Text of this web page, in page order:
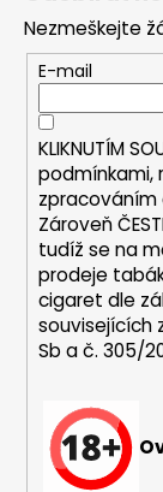
Nezmeškejte
E-mail
KLIKNUTÍM
podmínkami,
zpracováním
Zároveň
tudíž se na
prodeje
cigaret dle
souvisejících
Sb a č. 305/